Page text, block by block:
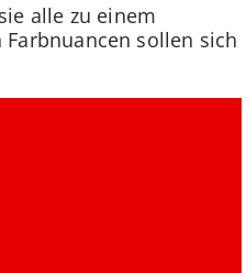
alle zu einem
sollen sich